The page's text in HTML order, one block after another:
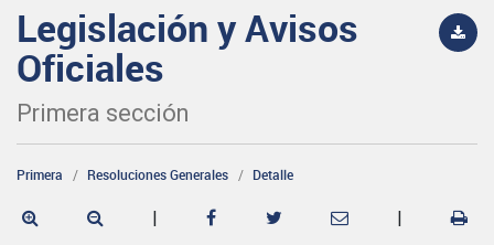
Legislación y Avisos
Oficiales
Primera sección
Primera Resoluciones Generales Detalle
| |